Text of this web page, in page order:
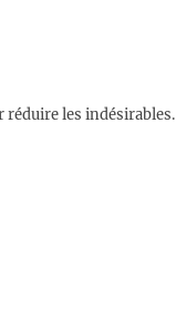
réduire les indésirables.